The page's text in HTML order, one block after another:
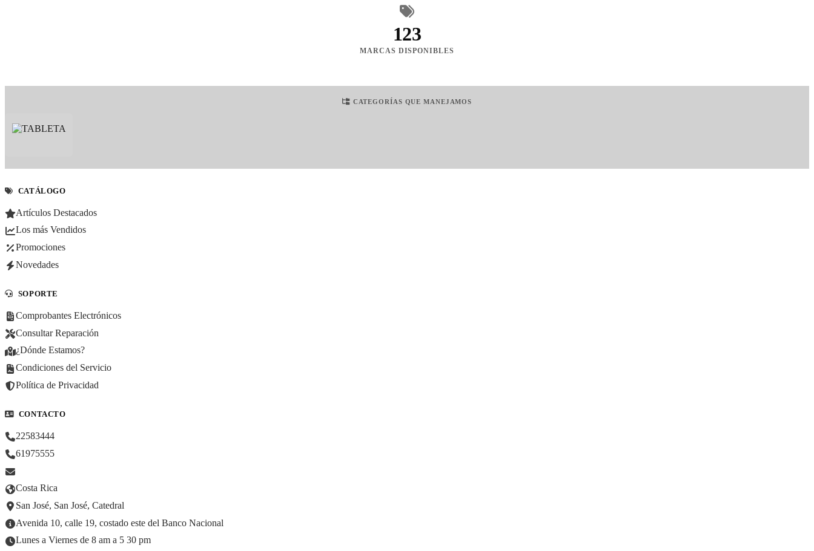
123
MARCAS DISPONIBLES
CATEGORÍAS QUE MANEJAMOS
CATÁLOGO
Artículos Destacados
Los más Vendidos
Promociones
Novedades
SOPORTE
Comprobantes Electrónicos
Consultar Reparación
¿Dónde Estamos?
Condiciones del Servicio
Política de Privacidad
CONTACTO
22583444
61975555
Costa Rica
San José, San José, Catedral
Avenida 10, calle 19, costado este del Banco Nacional
Lunes a Viernes de 8 am a 5 30 pm